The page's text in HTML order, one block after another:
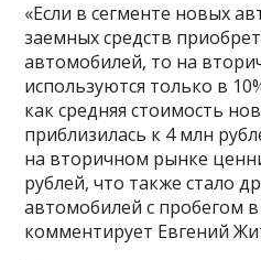
«Если в сегменте новых
заемных средств
автомобилей, то на
используются только в
как средняя стоимость
приблизилась к 4 млн
на вторичном рынке
рублей, что также стало
автомобилей с пробегом
комментирует Евгений